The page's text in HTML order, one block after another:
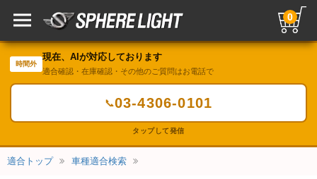
0
時間外
現在、AIが対応しております
適合確認・在庫確認・その他のご質問はお電話で
📞03-4306-0101
タップして発信
適合トップ 車種適合検索